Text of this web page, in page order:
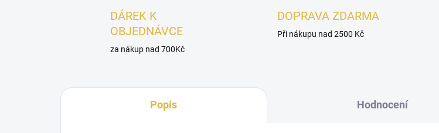
DÁREK K
OBJEDNÁVCE
za nákup nad 700Kč
DOPRAVA ZDARMA
Při nákupu nad 2500 Kč
Popis Hodnocení